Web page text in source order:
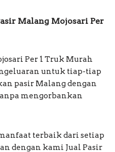
Malang Mojosari Per
Per 1 Truk Murah
untuk tiap-tiap
pasir Malang dengan
mengorbankan
terbaik dari setiap
dengan kami Jual Pasir